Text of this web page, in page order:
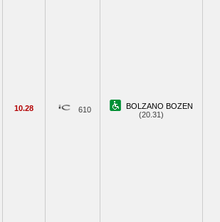
10.28 610
BOLZANO BOZEN
(20.31)